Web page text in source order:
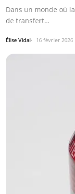
Dans un monde où
de transfert…
Élise Vidal 16 février 2026